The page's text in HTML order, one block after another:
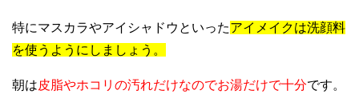
特にマスカラやアイシャドウといったアイメイクは洗顔料
を使うようにしましょう。
朝は皮脂やホコリの汚れだけなのでお湯だけで十分です。